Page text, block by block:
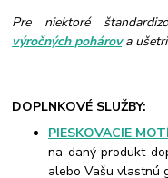
Pre niektoré
výročných pohárova
DOPLNKOVÉ SLUŽBY:
PIESKOVACIE
na daný produkt
alebo Vašu vlastnú